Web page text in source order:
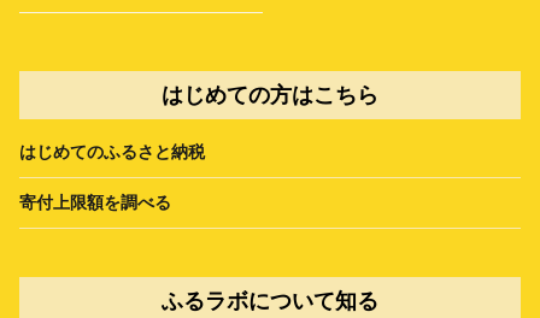
はじめての方はこちら
はじめてのふるさと納税
寄付上限額を調べる
ふるラボについて知る